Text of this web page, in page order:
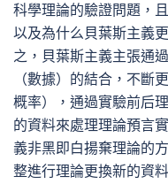
科學理論的驗證問題，
以及為什么貝葉斯主義
之，貝葉斯主義主張通
（數據）的結合，不斷
概率），通過實驗前后
的資料來處理理論預言
義非黑即白揚棄理論的
整進行理論更換新的資